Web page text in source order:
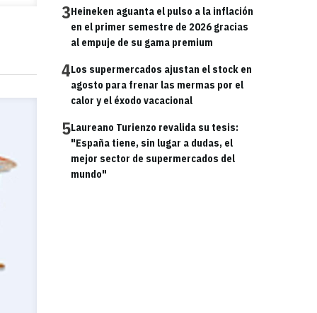
3Heineken aguanta el pulso a la inflación
en el primer semestre de 2026 gracias
al empuje de su gama premium
4Los supermercados ajustan el stock en
agosto para frenar las mermas por el
calor y el éxodo vacacional
5Laureano Turienzo revalida su tesis:
"España tiene, sin lugar a dudas, el
mejor sector de supermercados del
mundo"